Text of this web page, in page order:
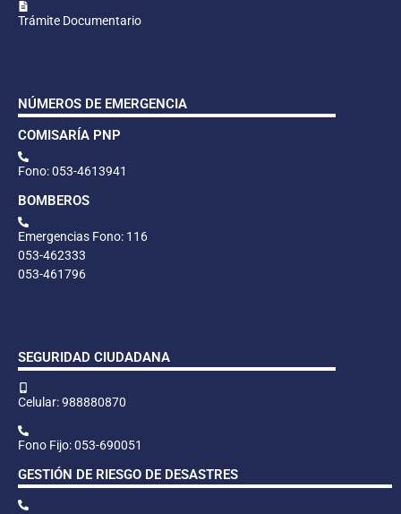
Trámite Documentario
NÚMEROS DE EMERGENCIA
COMISARÍA PNP
Fono: 053-4613941
BOMBEROS
Emergencias Fono: 116
053-462333
053-461796
SEGURIDAD CIUDADANA
Celular: 988880870
Fono Fijo: 053-690051
GESTIÓN DE RIESGO DE DESASTRES